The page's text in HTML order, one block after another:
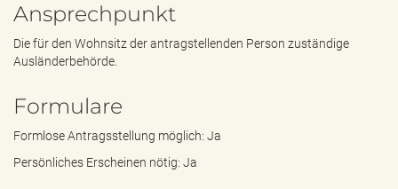
Ansprechpunkt
Die für den Wohnsitz der antragstellenden Person zuständige
Ausländerbehörde.
Formulare
Formlose Antragsstellung möglich: Ja
Persönliches Erscheinen nötig: Ja